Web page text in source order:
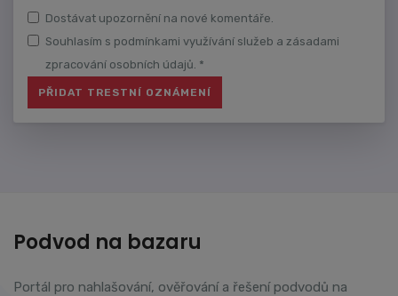
Dostávat upozornění na nové komentáře.
Souhlasím s podmínkami využívání služeb a zásadami
zpracování osobních údajů. *
Podvod na bazaru
Portál pro nahlašování, ověřování a řešení podvodů na